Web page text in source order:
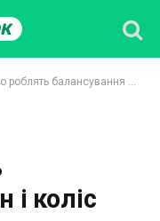
балансування шин і коліс автомобіля
коліс